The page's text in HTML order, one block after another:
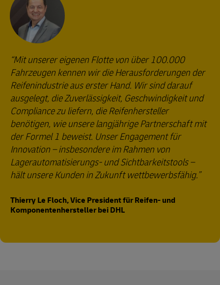
Mit unserer eigenen Flotte von über 100.000
Fahrzeugen kennen wir die Herausforderungen der
Reifenindustrie aus erster Hand. Wir sind darauf
ausgelegt, die Zuverlässigkeit, Geschwindigkeit und
Compliance zu liefern, die Reifenhersteller
benötigen, wie unsere langjährige Partnerschaft mit
der Formel 1 beweist. Unser Engagement für
Innovation – insbesondere im Rahmen von
Lagerautomatisierungs- und Sichtbarkeitstools –
hält unsere Kunden in Zukunft wettbewerbsfähig.
Thierry Le Floch, Vice President für Reifen- und
Komponentenhersteller bei DHL